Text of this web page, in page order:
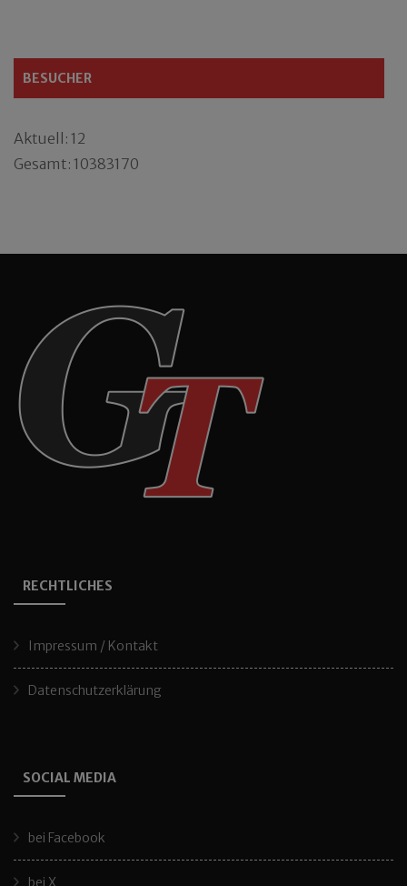
BESUCHER
Aktuell: 12
Gesamt: 10383170
RECHTLICHES
Impressum / Kontakt
Datenschutzerklärung
SOCIAL MEDIA
bei Facebook
bei X